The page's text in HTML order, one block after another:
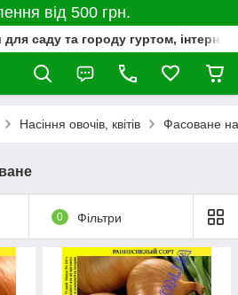
від 500 грн.
саду та городу гуртом,
Насіння овочів, квітів Фасоване
0 Фільтри